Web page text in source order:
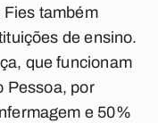
também
de ensino.
que funcionam
Pessoa, por
e 50%